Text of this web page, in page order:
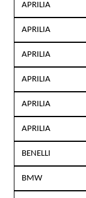
APRILIA
APRILIA
APRILIA
APRILIA
APRILIA
APRILIA
BENELLI
BMW